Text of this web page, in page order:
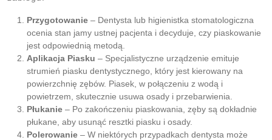
Przygotowanie – Dentysta lub higienistka stomatologiczna
ocenia stan jamy ustnej pacjenta i decyduje, czy piaskowanie
jest odpowiednią metodą.
Aplikacja Piasku – Specjalistyczne urządzenie emituje
strumień piasku dentystycznego, który jest kierowany na
powierzchnię zębów. Piasek, w połączeniu z wodą i
powietrzem, skutecznie usuwa osady i przebarwienia.
Płukanie – Po zakończeniu piaskowania, zęby są dokładnie
płukane, aby usunąć resztki piasku i osady.
Polerowanie – W niektórych przypadkach dentysta może